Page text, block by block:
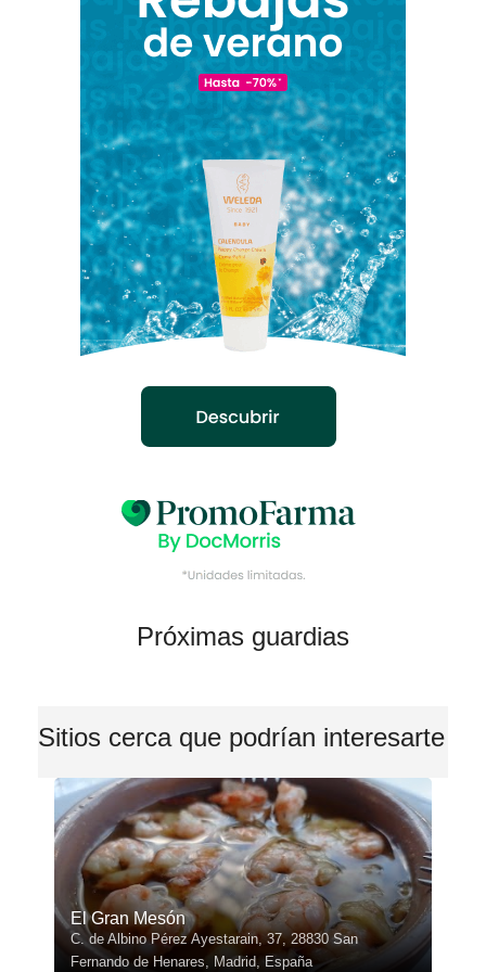
Próximas guardias
Sitios cerca que podrían interesarte
El Gran Mesón
C. de Albino Pérez Ayestarain, 37, 28830 San
Fernando de Henares, Madrid, España